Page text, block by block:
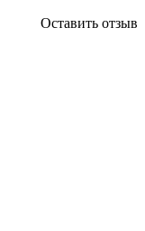
Оставить отзыв